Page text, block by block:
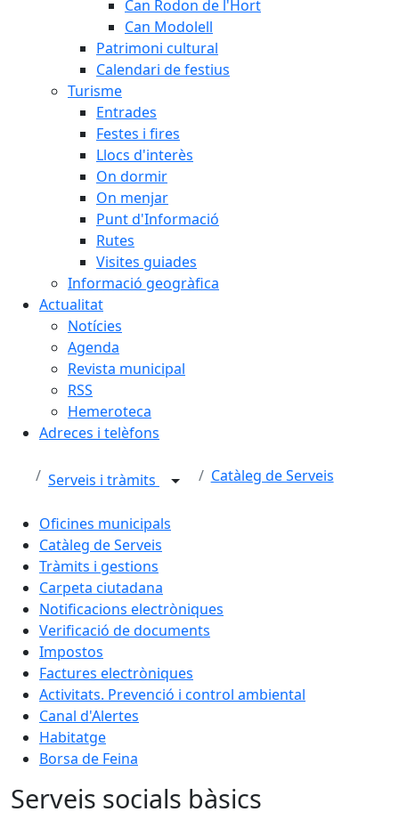
Can Rodon de l'Hort
Can Modolell
Patrimoni cultural
Calendari de festius
Turisme
Entrades
Festes i fires
Llocs d'interès
On dormir
On menjar
Punt d'Informació
Rutes
Visites guiades
Informació geogràfica
Actualitat
Notícies
Agenda
Revista municipal
RSS
Hemeroteca
Adreces i telèfons
Serveis i tràmits Catàleg de Serveis
Oficines municipals
Catàleg de Serveis
Tràmits i gestions
Carpeta ciutadana
Notificacions electròniques
Verificació de documents
Impostos
Factures electròniques
Activitats. Prevenció i control ambiental
Canal d'Alertes
Habitatge
Borsa de Feina
Serveis socials bàsics